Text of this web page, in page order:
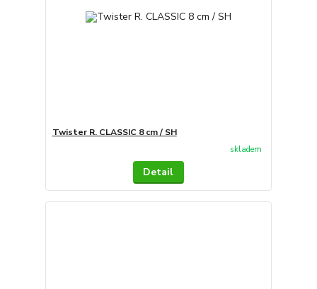
Twister R. CLASSIC 8 cm / SH
skladem
Detail